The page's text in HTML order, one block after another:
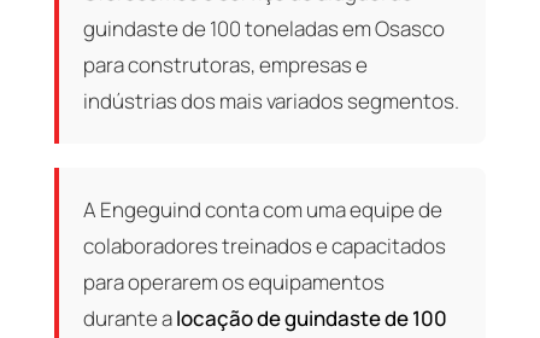
guindaste de 100 toneladas em Osasco
para construtoras, empresas e
indústrias dos mais variados segmentos.
A Engeguind conta com uma equipe de
colaboradores treinados e capacitados
para operarem os equipamentos
durante alocação de guindaste de 100